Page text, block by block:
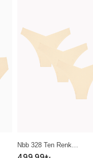
Nbb 389 Sarı